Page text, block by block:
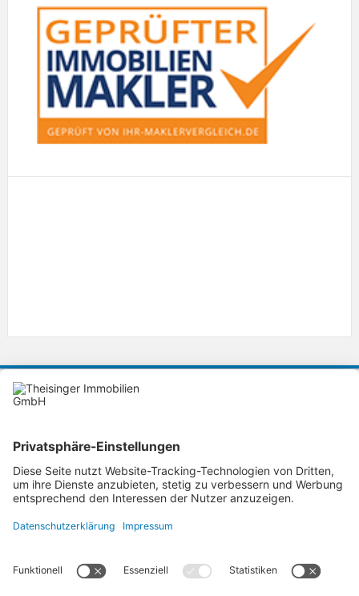
Lorenz-Schmidt-Strasse 36
85055Ingolstadt
theisinger-immobilien@t-online.de
AGB-Datenschutz Widerruf-Impressum